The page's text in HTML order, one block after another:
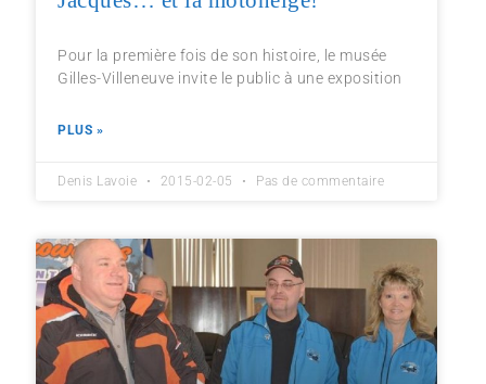
Pour la première fois de son histoire, le musée
Gilles-Villeneuve invite le public à une exposition
PLUS »
Denis Lavoie 2015-02-05 Pas de commentaire